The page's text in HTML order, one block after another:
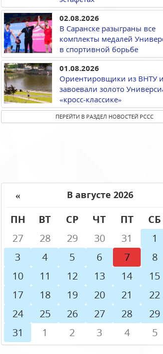
02.08.2026
В Саранске разыграны все
комплекты медалей
в спортивной борьбе
01.08.2026
Ориентировщики из ВНТУ
завоевали золото
«кросс-классике»
ПЕРЕЙТИ В РАЗДЕЛ НОВОСТЕЙ РССС
« В августе 2026
ПН
ВТ СР ЧТ ПТ СБ
27
28 29 30 31 1
3
4 5 6 7 8
10
11 12 13 14 15
17
18 19 20 21 22
24
25 26 27 28 29
31
1 2 3 4 5